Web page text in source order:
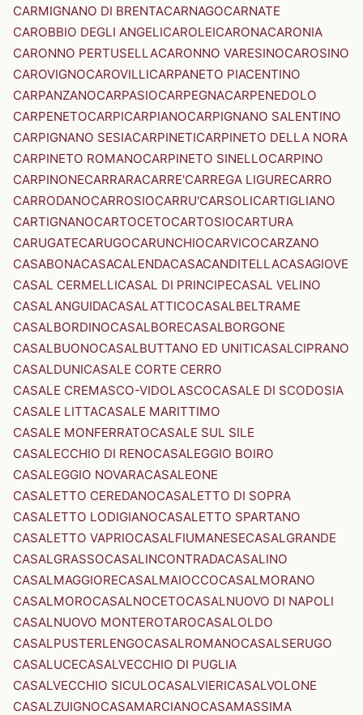
CARMIGNANO DI BRENTACARNAGOCARNATE
CAROBBIO DEGLI ANGELICAROLEICARONACARONIA
CARONNO PERTUSELLACARONNO VARESINOCAROSINO
CAROVIGNOCAROVILLICARPANETO PIACENTINO
CARPANZANOCARPASIOCARPEGNACARPENEDOLO
CARPENETOCARPICARPIANOCARPIGNANO SALENTINO
CARPIGNANO SESIACARPINETICARPINETO DELLA NORA
CARPINETO ROMANOCARPINETO SINELLOCARPINO
CARPINONECARRARACARRE'CARREGA LIGURECARRO
CARRODANOCARROSIOCARRU'CARSOLICARTIGLIANO
CARTIGNANOCARTOCETOCARTOSIOCARTURA
CARUGATECARUGOCARUNCHIOCARVICOCARZANO
CASABONACASACALENDACASACANDITELLACASAGIOVE
CASAL CERMELLICASAL DI PRINCIPECASAL VELINO
CASALANGUIDACASALATTICOCASALBELTRAME
CASALBORDINOCASALBORECASALBORGONE
CASALBUONOCASALBUTTANO ED UNITICASALCIPRANO
CASALDUNICASALE CORTE CERRO
CASALE CREMASCO-VIDOLASCOCASALE DI SCODOSIA
CASALE LITTACASALE MARITTIMO
CASALE MONFERRATOCASALE SUL SILE
CASALECCHIO DI RENOCASALEGGIO BOIRO
CASALEGGIO NOVARACASALEONE
CASALETTO CEREDANOCASALETTO DI SOPRA
CASALETTO LODIGIANOCASALETTO SPARTANO
CASALETTO VAPRIOCASALFIUMANESECASALGRANDE
CASALGRASSOCASALINCONTRADACASALINO
CASALMAGGIORECASALMAIOCCOCASALMORANO
CASALMOROCASALNOCETOCASALNUOVO DI NAPOLI
CASALNUOVO MONTEROTAROCASALOLDO
CASALPUSTERLENGOCASALROMANOCASALSERUGO
CASALUCECASALVECCHIO DI PUGLIA
CASALVECCHIO SICULOCASALVIERICASALVOLONE
CASALZUIGNOCASAMARCIANOCASAMASSIMA